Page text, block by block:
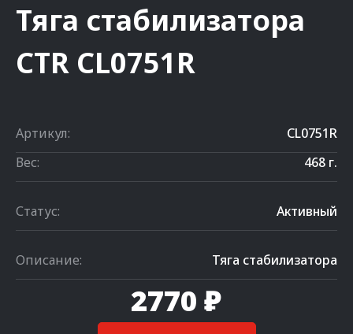
Тяга стабилизатора
CTR CL0751R
Артикул:
CL0751R
Вес:
468 г.
Статус: Активный
Описание: Тяга стабилизатора
2770 ₽